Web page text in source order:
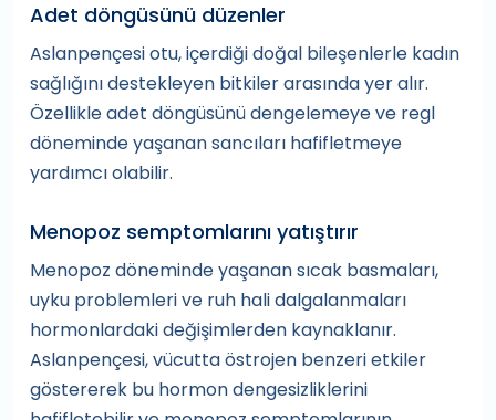
Adet döngüsünü düzenler
Aslanpençesi otu, içerdiği doğal bileşenlerle kadın
sağlığını destekleyen bitkiler arasında yer alır.
Özellikle adet döngüsünü dengelemeye ve regl
döneminde yaşanan sancıları hafifletmeye
yardımcı olabilir.
Menopoz semptomlarını yatıştırır
Menopoz döneminde yaşanan sıcak basmaları,
uyku problemleri ve ruh hali dalgalanmaları
hormonlardaki değişimlerden kaynaklanır.
Aslanpençesi, vücutta östrojen benzeri etkiler
göstererek bu hormon dengesizliklerini